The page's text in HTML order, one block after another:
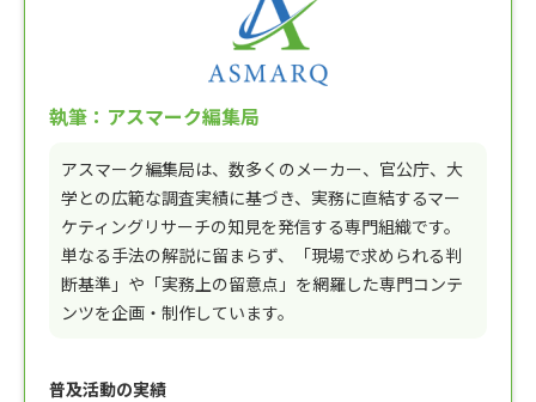
執筆：アスマーク編集局
アスマーク編集局は、数多くのメーカー、官公庁、大
学との広範な調査実績に基づき、実務に直結するマー
ケティングリサーチの知見を発信する専門組織です。
単なる手法の解説に留まらず、「現場で求められる判
断基準」や「実務上の留意点」を網羅した専門コンテ
ンツを企画・制作しています。
普及活動の実績